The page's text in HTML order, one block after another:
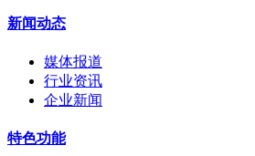
新闻动态
媒体报道
行业资讯
企业新闻
特色功能